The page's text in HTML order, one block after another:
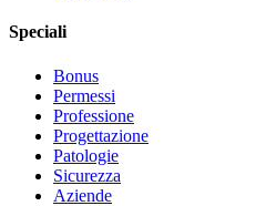
Speciali
Bonus
Permessi
Professione
Progettazione
Patologie
Sicurezza
Aziende